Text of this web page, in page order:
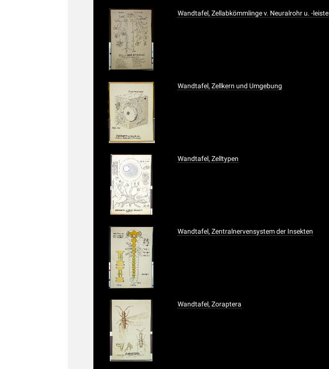
Wandtafel, Zellabkömmlinge v. Neuralrohr u. -leiste
Wandtafel, Zellkern und Umgebung
Wandtafel, Zelltypen
Wandtafel, Zentralnervensystem der Insekten
Wandtafel, Zoraptera